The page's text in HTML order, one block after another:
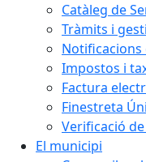
Catàleg de
Tràmits i
Impostos i
Factura
Finestreta
Verificació
El municipi